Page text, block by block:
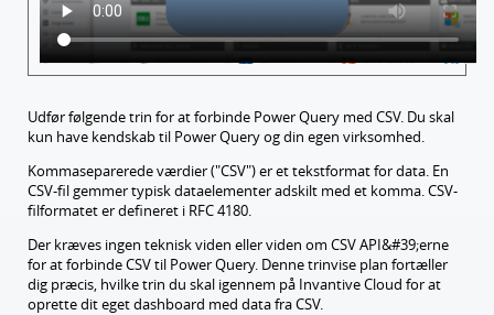
Udfør følgende trin for at forbinde Power Query med CSV. Du skal
kun have kendskab til Power Query og din egen virksomhed.
Kommaseparerede værdier ("CSV") er et tekstformat for data. En
CSV-fil gemmer typisk dataelementer adskilt med et komma. CSV-
filformatet er defineret i RFC 4180.
Der kræves ingen teknisk viden eller viden om CSV API&#39;erne
for at forbinde CSV til Power Query. Denne trinvise plan fortæller
dig præcis, hvilke trin du skal igennem på Invantive Cloud for at
oprette dit eget dashboard med data fra CSV.